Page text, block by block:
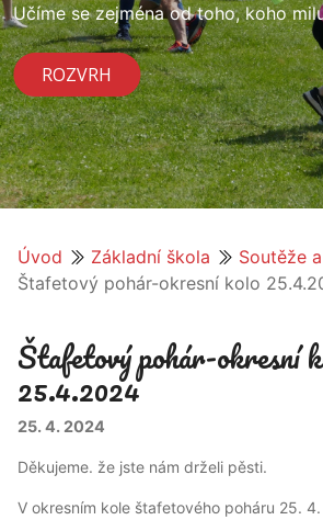
Učíme se zejména od toho, koho
ROZVRH
Úvod Základní škola
Soutěže
Štafetový pohár-okresní kolo
Štafetový pohár-okresní
25.4.2024
25. 4. 2024
Děkujeme. že jste nám drželi pěsti.
V okresním kole štafetového poháru 25.